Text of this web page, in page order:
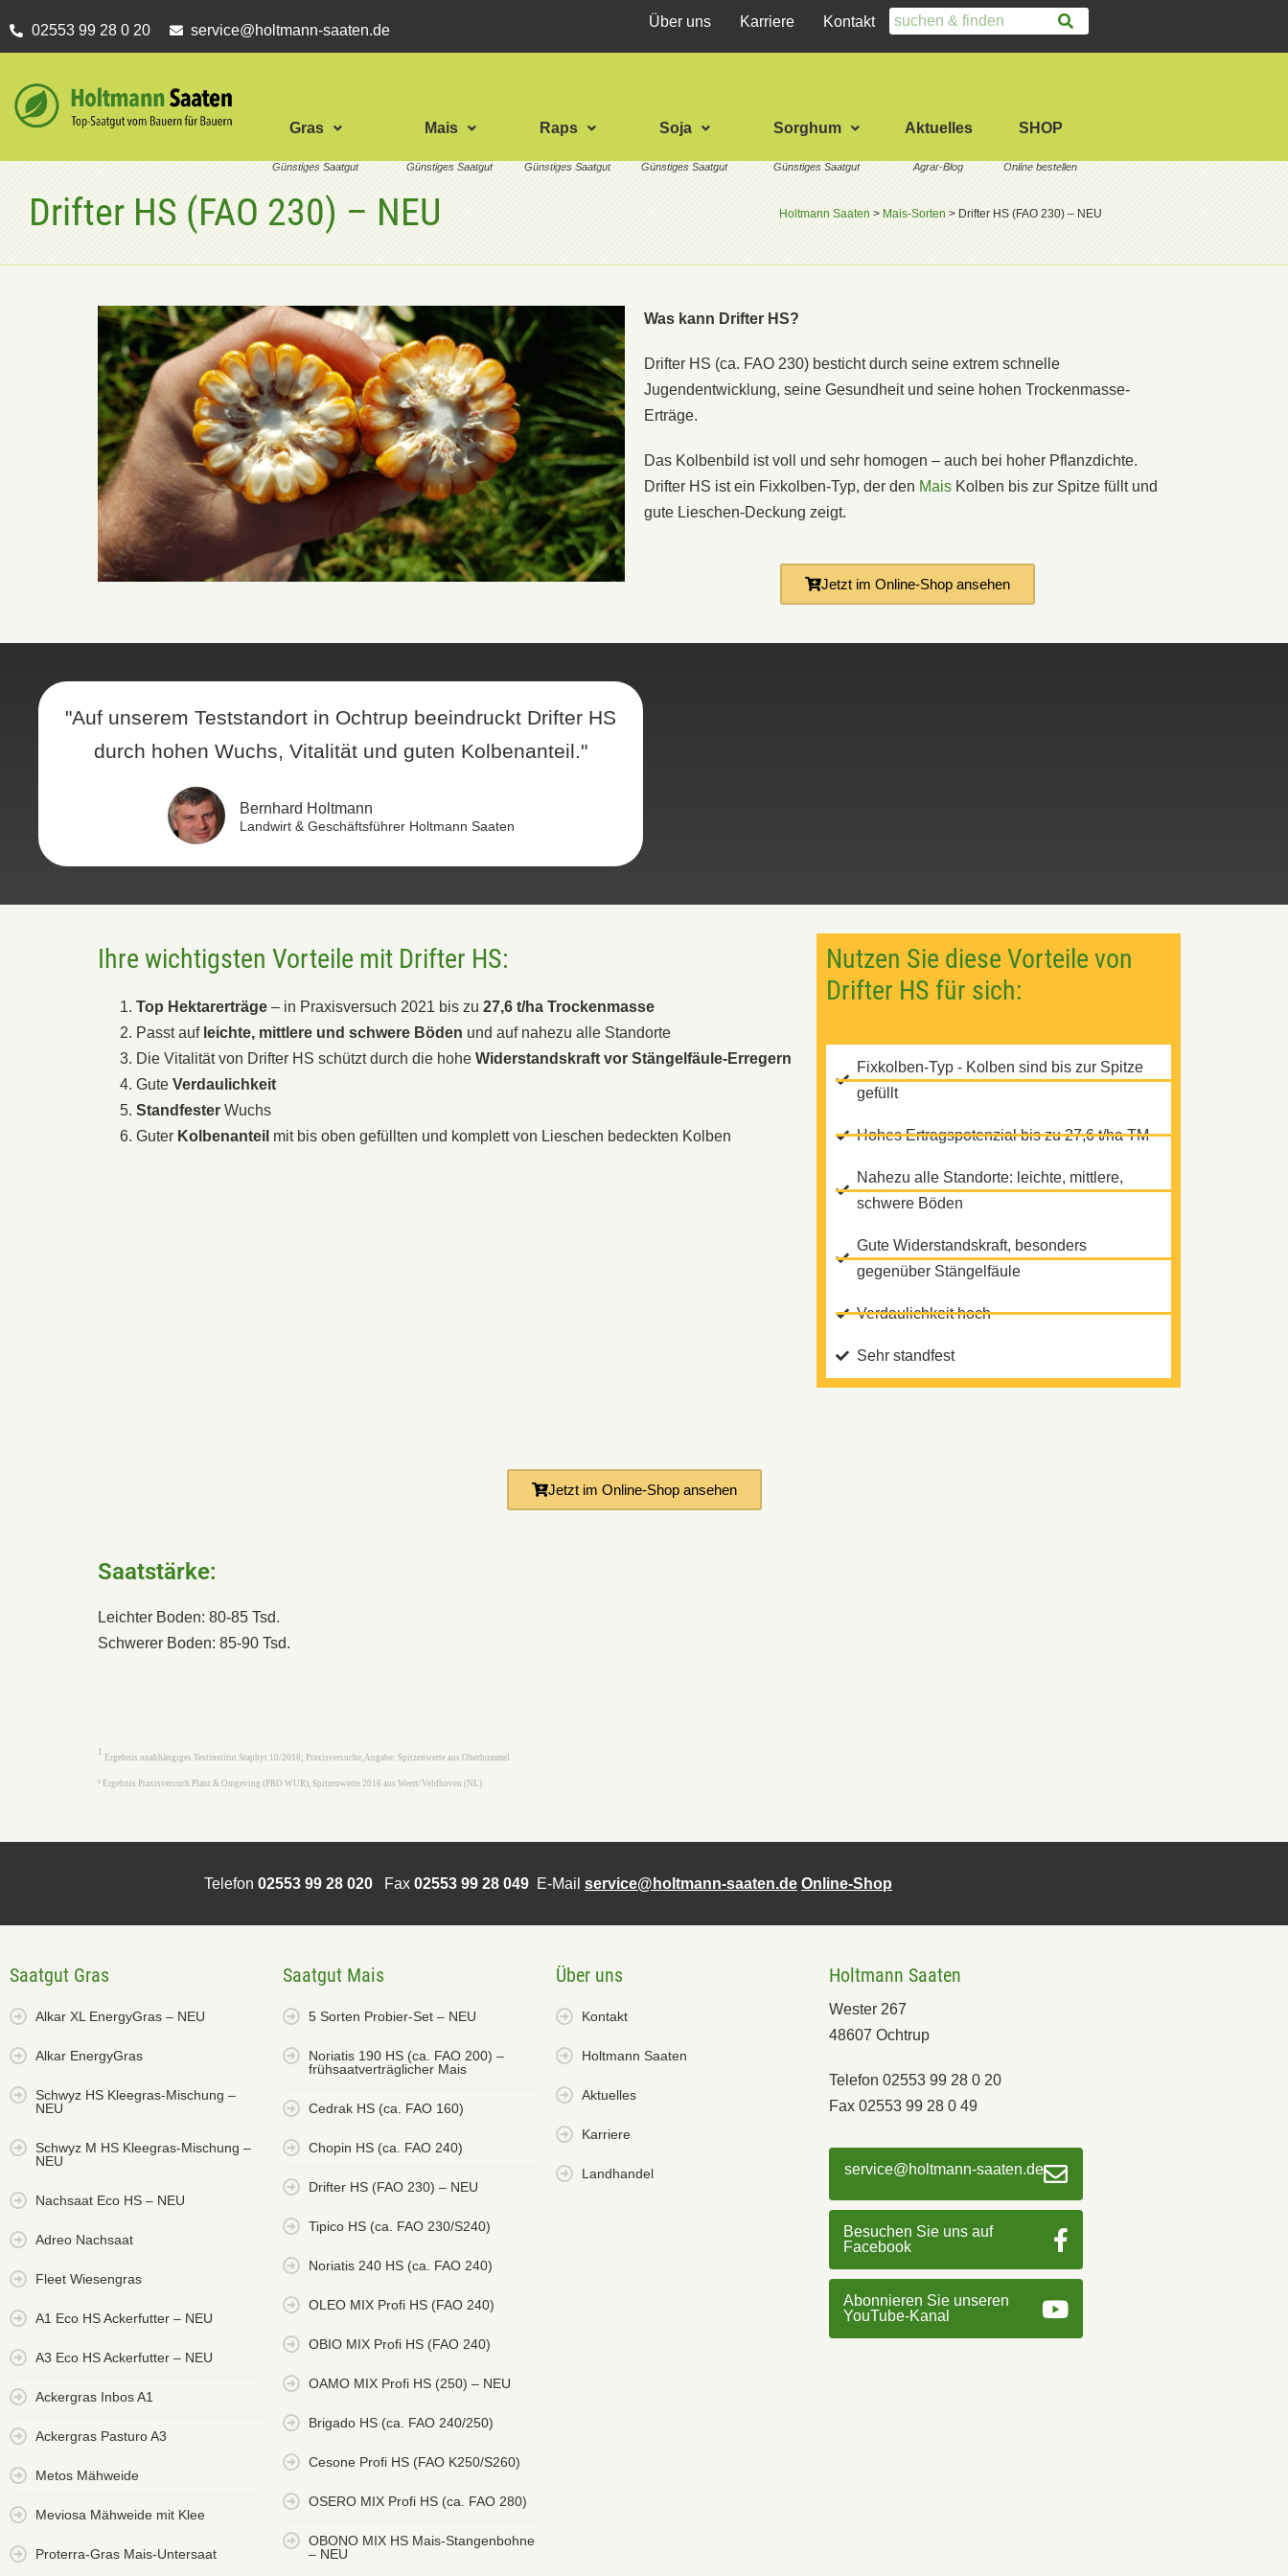
02553 99 28 0 20 service@holtmann-saaten.de
Über uns Karriere Kontakt
Gras Mais Raps Soja Sorghum Aktuelles SHOP
Drifter HS (FAO 230) – NEU Holtmann Saaten>Mais-Sorten>Drifter HS (FAO 230) – NEU
Was kann Drifter HS?
Drifter HS (ca. FAO 230) besticht durch seine extrem schnelle
Jugendentwicklung, seine Gesundheit und seine hohen Trockenmasse-
Erträge.
Das Kolbenbild ist voll und sehr homogen – auch bei hoher Pflanzdichte.
Drifter HS ist ein Fixkolben-Typ, der den Mais Kolben bis zur Spitze füllt und
gute Lieschen-Deckung zeigt.
Jetzt im Online-Shop ansehen
"Auf unserem Teststandort in Ochtrup beeindruckt Drifter HS
durch hohen Wuchs, Vitalität und guten Kolbenanteil."
Bernhard Holtmann
Landwirt & Geschäftsführer Holtmann Saaten
Ihre wichtigsten Vorteile mit Drifter HS:
Top Hektarerträge – in Praxisversuch 2021 bis zu 27,6 t/ha Trockenmasse
Passt auf leichte, mittlere und schwere Böden und auf nahezu alle Standorte
Die Vitalität von Drifter HS schützt durch die hohe Widerstandskraft vor Stängelfäule-Erregern
Gute Verdaulichkeit
Standfester Wuchs
Guter Kolbenanteil mit bis oben gefüllten und komplett von Lieschen bedeckten Kolben
Nutzen Sie diese Vorteile von
Drifter HS für sich:
Fixkolben-Typ - Kolben sind bis zur Spitze
gefüllt
Hohes Ertragspotenzial bis zu 27,6 t/ha TM
Nahezu alle Standorte: leichte, mittlere,
schwere Böden
Gute Widerstandskraft, besonders
gegenüber Stängelfäule
Verdaulichkeit hoch
Sehr standfest
Jetzt im Online-Shop ansehen
Saatstärke:
Leichter Boden: 80-85 Tsd.
Schwerer Boden: 85-90 Tsd.
1
Ergebnis unabhängiges Testinstitut Staphyt 10/2018; Praxisversuche, Angabe: Spitzenwerte aus Oberhummel
² Ergebnis Praxisversuch Plant & Omgeving (PRO WUR), Spitzenwerte 2016 aus Weert/Veldhoven (NL)
Telefon 02553 99 28 020 Fax 02553 99 28 049 E-Mail service@holtmann-saaten.de Online-Shop
Saatgut Gras
Alkar XL EnergyGras – NEU
Alkar EnergyGras
Schwyz HS Kleegras-Mischung –
NEU
Schwyz M HS Kleegras-Mischung –
NEU
Nachsaat Eco HS – NEU
Adreo Nachsaat
Fleet Wiesengras
A1 Eco HS Ackerfutter – NEU
A3 Eco HS Ackerfutter – NEU
Ackergras Inbos A1
Ackergras Pasturo A3
Metos Mähweide
Meviosa Mähweide mit Klee
Proterra-Gras Mais-Untersaat
Saatgut Mais
5 Sorten Probier-Set – NEU
Noriatis 190 HS (ca. FAO 200) –
frühsaatverträglicher Mais
Cedrak HS (ca. FAO 160)
Chopin HS (ca. FAO 240)
Drifter HS (FAO 230) – NEU
Tipico HS (ca. FAO 230/S240)
Noriatis 240 HS (ca. FAO 240)
OLEO MIX Profi HS (FAO 240)
OBIO MIX Profi HS (FAO 240)
OAMO MIX Profi HS (250) – NEU
Brigado HS (ca. FAO 240/250)
Cesone Profi HS (FAO K250/S260)
OSERO MIX Profi HS (ca. FAO 280)
OBONO MIX HS Mais-Stangenbohne
– NEU
Über uns
Kontakt
Holtmann Saaten
Aktuelles
Karriere
Landhandel
Holtmann Saaten
Wester 267
48607 Ochtrup
Telefon 02553 99 28 0 20
Fax 02553 99 28 0 49
service@holtmann-saaten.de
Besuchen Sie uns auf
Facebook
Abonnieren Sie unseren
YouTube-Kanal